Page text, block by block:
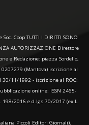
Coop TUTTI I DIRITTI SONO
AUTORIZZAZIONE Direttore
e Redazione: piazza Sordello,
0207279 (Mantova) iscrizione al
11/1992 - iscrizione al ROC:
online: ISSN 2465-
2016 e d.lgs 70/2017 (ex L.
Piccoli Editori Giornali),